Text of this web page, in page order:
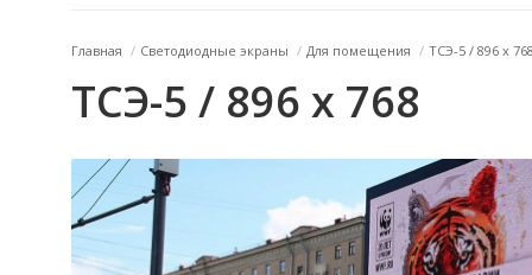
Главная / Светодиодные экраны / Для помещения / ТСЭ-5 / 896 x
ТСЭ-5 / 896 x 768